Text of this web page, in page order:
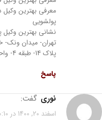
معرفی بهترین وکیل
پولشویی
نشانی بهترین
تهران- میدان ونک-
پلاک 14- طبقه 4- واحد9.
پاسخ
نوری گفت:
اسفند 20, 1400 در 10:10 ق.ظ